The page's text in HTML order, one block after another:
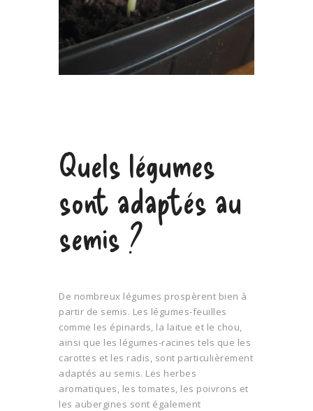
Quels légumes
sont adaptés au
semis ?
De nombreux légumes prospèrent bien à
partir de semis. Les légumes-feuilles
comme les épinards, la laitue et le chou,
ainsi que les légumes-racines tels que les
carottes et les radis, sont particulièrement
adaptés au semis. Les herbes
aromatiques, les tomates, les poivrons et
les aubergines sont également